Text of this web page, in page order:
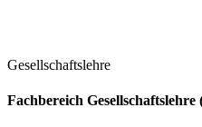
Gesellschaftslehre
Fachbereich Gesellschaftslehre